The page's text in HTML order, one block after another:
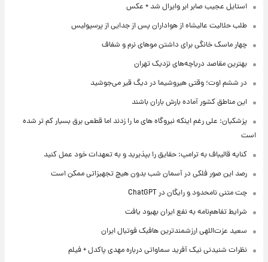
استایل عجیب صابر ابر وایرال شد + عکس
طلب حلالیت عالیشاه از هواداران پس از جدایی از پرسپولیس
چهار ماسک خانگی برای داشتن موهای نرم و شفاف
بهترین مقاصد دریاچه‌های نزدیک تهران
در ششم اوت؛ وقتی هیروشیما در دیگ قیر می‌جوشید
این مناطق کشور آماده بارش باران باشند
پزشکیان: علی رغم اینکه نیروگاه های ما را زدند اما قطعی برق بسیار کم تر شده
است
کنایه قالیباف به ترامپ: حقایق را بپذیرید و به تعهدات خود عمل کنید
رصد این صور فلکی در آسمان شب بدون هیچ تجهیزاتی ممکن است
چت متنی نامحدود و رایگان در ChatGPT
شرایط تفاهم‌نامه به نفع ایران بهبود یافت
سعید عزت‌اللهی ارزشمندترین هافبک فوتبال ایران
نظرات شنیدنی نیک آفرید سماواتی درباره مهدی پاکدل + فیلم